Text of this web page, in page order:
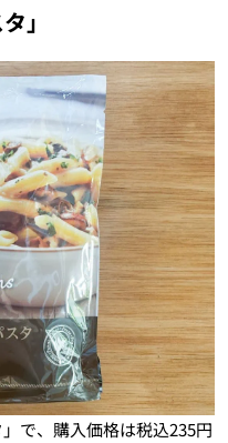
」
で、購入価格は税込235円